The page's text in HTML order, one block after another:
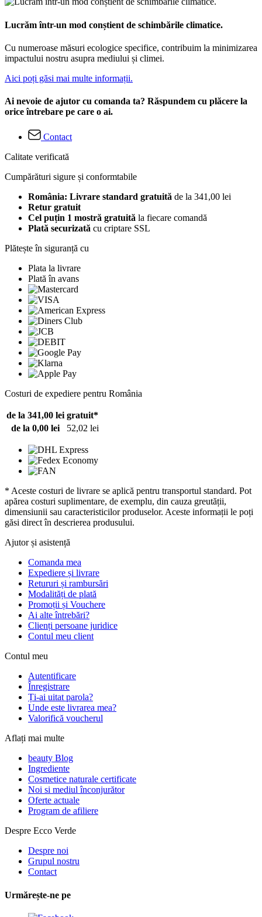
Lucrăm într-un mod conștient de schimbările climatice.
Cu numeroase măsuri ecologice specifice, contribuim la minimizarea
impactului nostru asupra mediului și climei.
Aici poți găsi mai multe informații.
Ai nevoie de ajutor cu comanda ta? Răspundem cu plăcere la
orice întrebare pe care o ai.
Contact
Calitate verificată
Cumpărături sigure și conformtabile
România: Livrare standard gratuită de la 341,00 lei
Retur gratuit
Cel puțin 1 mostră gratuită la fiecare comandă
Plată securizată cu criptare SSL
Plătește în siguranță cu
Plata la livrare
Plată în avans
Costuri de expediere pentru România
de la 341,00 lei gratuit*
de la 0,00 lei
52,02 lei
* Aceste costuri de livrare se aplică pentru transportul standard. Pot
apărea costuri suplimentare, de exemplu, din cauza greutății,
dimensiunii sau caracteristicilor produselor. Aceste informații le poți
găsi direct în descrierea produsului.
Ajutor și asistență
Comanda mea
Expediere și livrare
Retururi și rambursări
Modalități de plată
Promoții și Vouchere
Ai alte întrebări?
Clienți persoane juridice
Contul meu client
Contul meu
Autentificare
Înregistrare
Ți-ai uitat parola?
Unde este livrarea mea?
Valorifică voucherul
Aflați mai multe
beauty Blog
Ingrediente
Cosmetice naturale certificate
Noi si mediul înconjurător
Oferte actuale
Program de afiliere
Despre Ecco Verde
Despre noi
Grupul nostru
Contact
Urmărește-ne pe